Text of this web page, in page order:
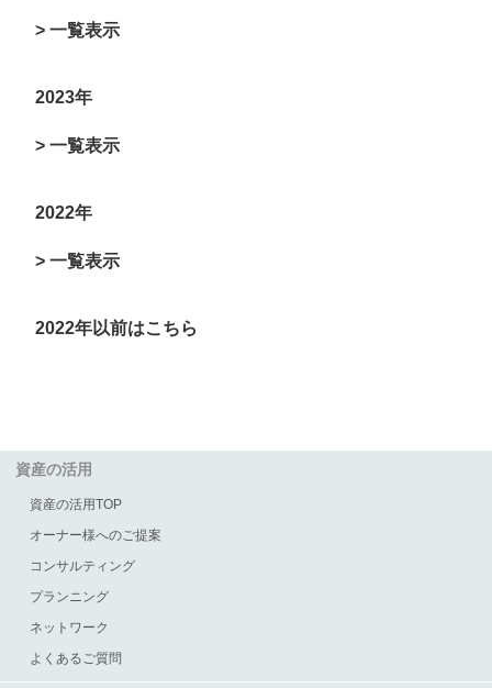
> 一覧表示
2023年
> 一覧表示
2022年
> 一覧表示
2022年以前はこちら
資産の活用
資産の活用TOP
オーナー様へのご提案
コンサルティング
プランニング
ネットワーク
よくあるご質問